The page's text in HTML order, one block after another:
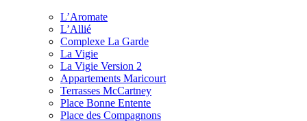
L’Aromate
L’Allié
Complexe La Garde
La Vigie
La Vigie Version 2
Appartements Maricourt
Terrasses McCartney
Place Bonne Entente
Place des Compagnons